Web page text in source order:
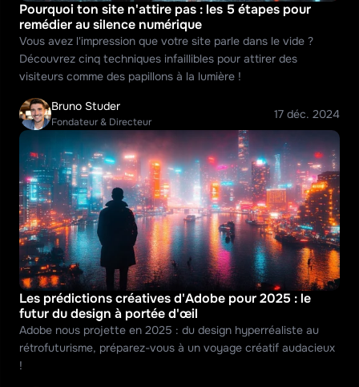
Pourquoi ton site n'attire pas : les 5 étapes pour
remédier au silence numérique
Vous avez l'impression que votre site parle dans le vide ?
Découvrez cinq techniques infaillibles pour attirer des
visiteurs comme des papillons à la lumière !
Bruno Studer
Fondateur & Directeur
17 déc. 2024
Les prédictions créatives d'Adobe pour 2025 : le
futur du design à portée d'œil
Adobe nous projette en 2025 : du design hyperréaliste au
rétrofuturisme, préparez-vous à un voyage créatif audacieux
!